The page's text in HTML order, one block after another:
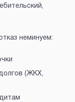
неминуем:
(ЖКХ,